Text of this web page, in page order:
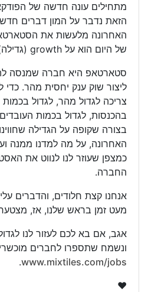
הזאת נדבר על המון דברים
של היום הוא על growth (גדילה).
סטארטאפ היא חברה שמנסה
ליצור שוק ענק יחסית מהר.
צריכה לגדול מהר, לגדול בכמות
בהכנסות, לגדול בכמות
האחרונה, על מה למדנו ממנה
כמצפן שעוזר לנו לנווט את
החברה.
אנחנו קצת חלודים, והדברים
מעט זמן בראש שלנו, אז,
אגב, אם בא לכם לעזור לנו
ונשמח שתספרו לחברים
www.mixtiles.com/jobs
.
❤️